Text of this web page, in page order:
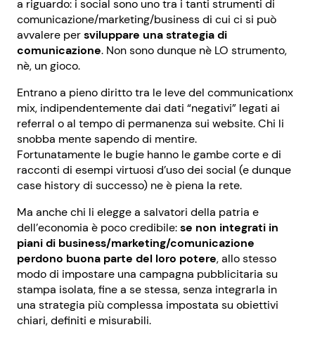
a riguardo: i social sono uno tra i tanti strumenti di
comunicazione/marketing/business di cui ci si può
avvalere persviluppare una strategia di
comunicazione. Non sono dunque nè LO strumento,
nè, un gioco.
Entrano a pieno diritto tra le leve del communicationx
mix, indipendentemente dai dati “negativi” legati ai
referral o al tempo di permanenza sui website. Chi li
snobba mente sapendo di mentire.
Fortunatamente le bugie hanno le gambe corte e di
racconti di esempi virtuosi d’uso dei social (e dunque
case history di successo) ne è piena la rete.
Ma anche chi li elegge a salvatori della patria e
dell’economia è poco credibile:se non integrati in
piani di business/marketing/comunicazione
perdono buona parte del loro potere, allo stesso
modo di impostare una campagna pubblicitaria su
stampa isolata, fine a se stessa, senza integrarla in
una strategia più complessa impostata su obiettivi
chiari, definiti e misurabili.